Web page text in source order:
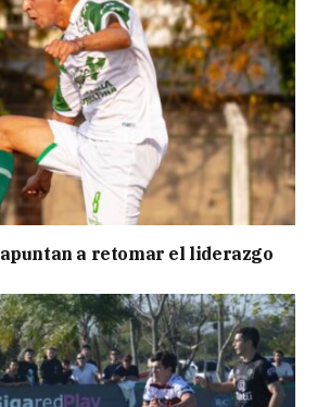
a retomar el liderazgo